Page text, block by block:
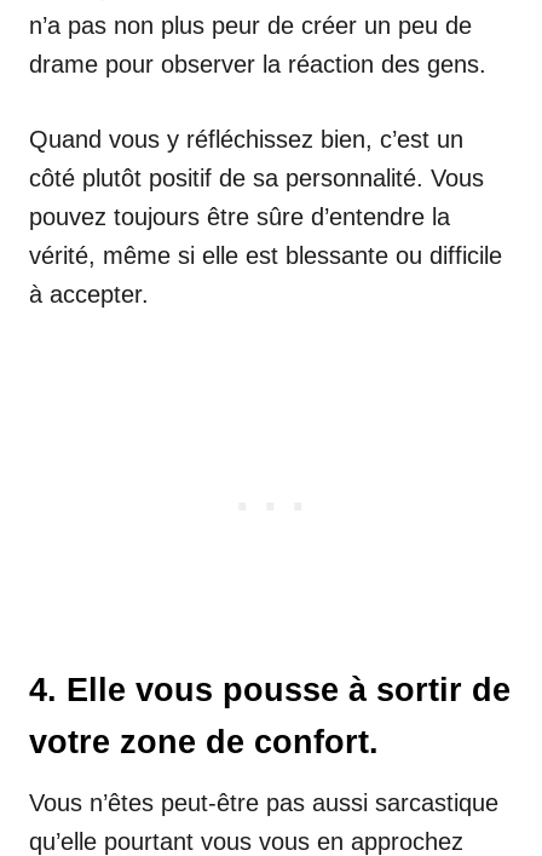
n’a pas non plus peur de créer un peu de
drame pour observer la réaction des gens.
Quand vous y réfléchissez bien, c’est un
côté plutôt positif de sa personnalité. Vous
pouvez toujours être sûre d’entendre la
vérité, même si elle est blessante ou difficile
à accepter.
4. Elle vous pousse à sortir de
votre zone de confort.
Vous n’êtes peut-être pas aussi sarcastique
qu’elle pourtant vous vous en approchez